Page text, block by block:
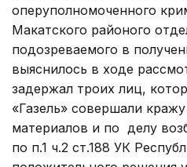
оперуполномоченного
Макатского районого
подозреваемого в
выяснилось в ходе
задержал троих лиц,
«Газель» совершали
материалов и по делу
по п.1 ч.2 ст.188 УК